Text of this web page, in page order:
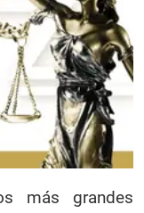
más grandes